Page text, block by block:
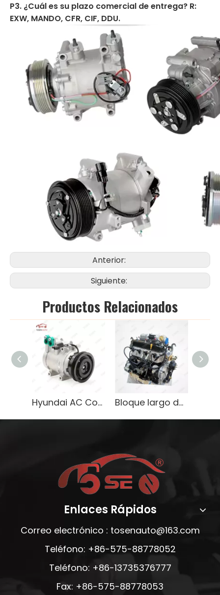
P3. ¿Cuál es su plazo comercial de entrega? R:
EXW, MANDO, CFR, CIF, DDU.
Anterior:
Siguiente:
Productos Relacionados
Hyundai AC Compresor 97701-2C100 - Compatible con los modelos Getz, Sonata, Tucson Bloque largo de motor 3L de alta calidad para Toyota Hiace, rendimiento confiable
Enlaces Rápidos
Correo electrónico : tosenauto@163.com
Teléfono: +86-575-88778052
Teléfono: +86-13735376777
Fax: +86-575-88778053